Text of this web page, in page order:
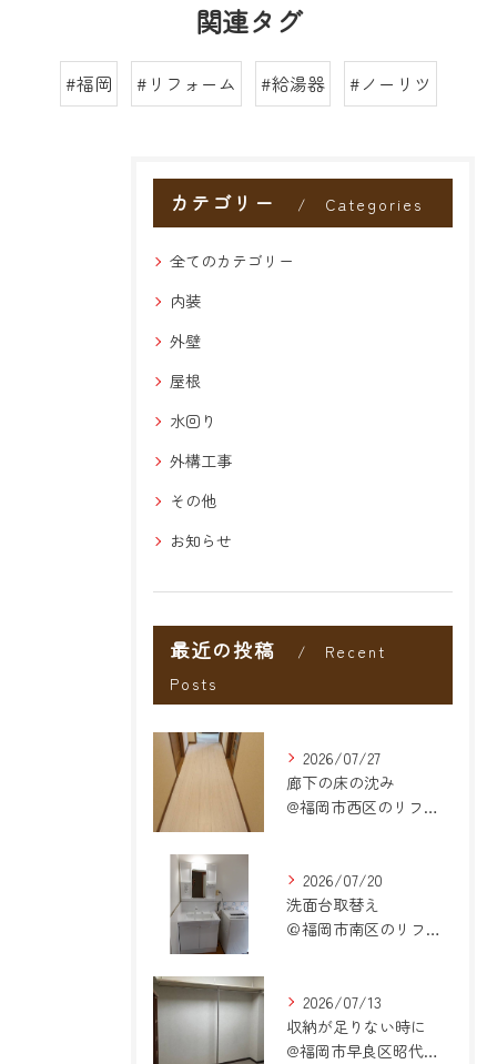
関連タグ
#福岡 #リフォーム #給湯器 #ノーリツ
カテゴリー Categories
全てのカテゴリー
内装
外壁
屋根
水回り
外構工事
その他
お知らせ
最近の投稿
Recent
Posts
2026/07/27
廊下の床の沈み
@福岡市西区のリフォーム
2026/07/20
洗面台取替え
＠福岡市南区のリフォーム
2026/07/13
収納が足りない時に
@福岡市早良区昭代のリフォーム